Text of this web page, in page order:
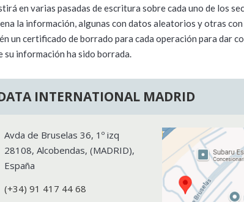
en varias pasadas de escritura sobre cada uno de los
la información, algunas con datos aleatorios y otras
un certificado de borrado para cada operación para dar
su información ha sido borrada.
INTERNATIONAL MADRID
Avda de Bruselas 36, 1º izq
28108,Alcobendas, (MADRID),
España
(+34) 91 417 44 68